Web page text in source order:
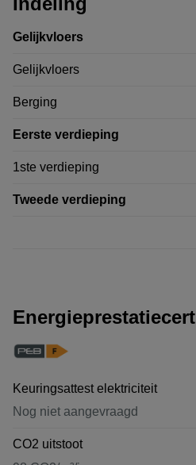
Gelijkvloers
Gelijkvloers
Berging
Eerste verdieping
1ste verdieping
Tweede verdieping
Keuringsattest elektriciteit
Nog niet aangevraagd
CO2 uitstoot